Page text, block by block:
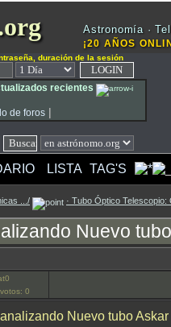
Astronomía ·
¡20 AÑOS
duración de la sesión
recientes
de foros |
LISTA TAG'S
.../ · Tubo Óptico
Nuevo
0
analizando Nuevo tubo